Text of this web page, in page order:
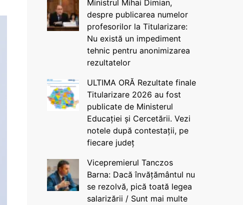
Ministrul Mihai Dimian,
despre publicarea numelor
profesorilor la Titularizare:
Nu există un impediment
tehnic pentru anonimizarea
rezultatelor
ULTIMA ORĂ Rezultate finale
Titularizare 2026 au fost
publicate de Ministerul
Educației și Cercetării. Vezi
notele după contestații, pe
fiecare județ
Vicepremierul Tanczos
Barna: Dacă învățământul nu
se rezolvă, pică toată legea
salarizării / Sunt mai multe